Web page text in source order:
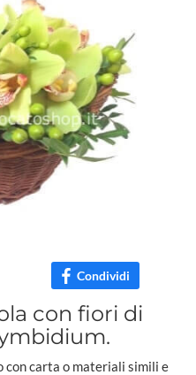
Condividi
con fiori di
con carta o materiali simili e